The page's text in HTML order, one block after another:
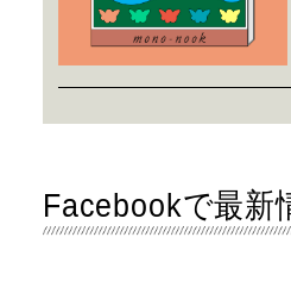
Facebookで最新